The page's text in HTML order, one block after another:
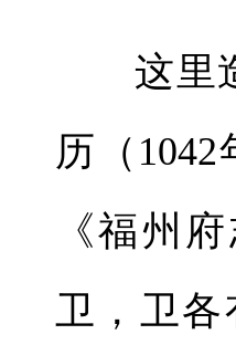
这里
历（
《福州
卫，卫各